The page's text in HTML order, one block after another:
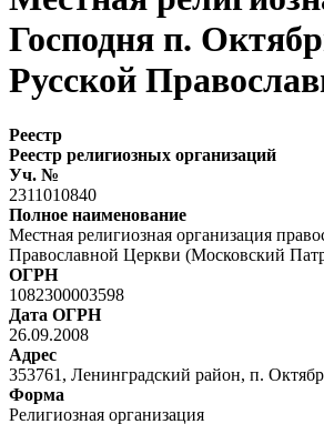
Господня п.
Русской
Реестр
Реестр религиозных организаций
Уч. №
2311010840
Полное наименование
Местная религиозная организация
Православной Церкви (Московский
ОГРН
1082300003598
Дата ОГРН
26.09.2008
Адрес
353761, Ленинградский район, п.
Форма
Религиозная организация